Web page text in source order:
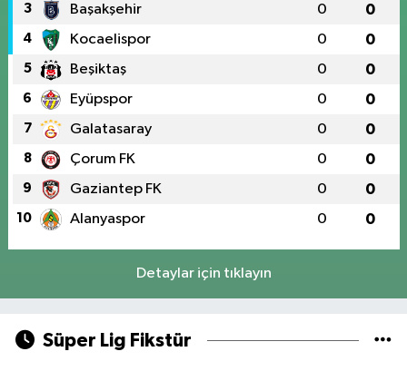
3 Başakşehir 0 0
4 Kocaelispor 0 0
5 Beşiktaş 0 0
6 Eyüpspor 0 0
7 Galatasaray 0 0
8 Çorum FK 0 0
9 Gaziantep FK 0 0
10 Alanyaspor 0 0
Detaylar için tıklayın
Süper Lig Fikstür